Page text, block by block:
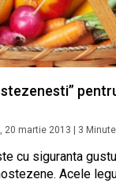
20 martie 2013 3 Minute
cu siguranta
Acele